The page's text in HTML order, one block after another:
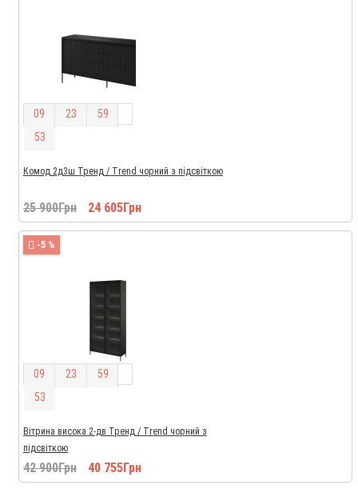
09 23 59
52
Комод 2д3ш Тренд / Trend чорний з підсвіткою
25 900Грн 24 605Грн
-5 %
09 23 59
52
Вітрина висока 2-дв Тренд / Trend чорний з
підсвіткою
42 900Грн 40 755Грн